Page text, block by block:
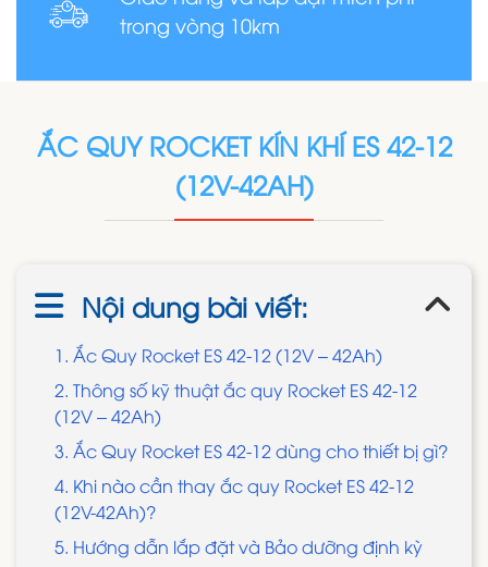
trong vòng 10km
ẮC QUY ROCKET KÍN KHÍ ES 42-12
(12V-42AH)
Nội dung bài viết:
1. Ắc Quy Rocket ES 42-12 (12V – 42Ah)
2. Thông số kỹ thuật ắc quy Rocket ES 42-12
(12V – 42Ah)
3. Ắc Quy Rocket ES 42-12 dùng cho thiết bị gì?
4. Khi nào cần thay ắc quy Rocket ES 42-12
(12V-42Ah)?
5. Hướng dẫn lắp đặt và Bảo dưỡng định kỳ